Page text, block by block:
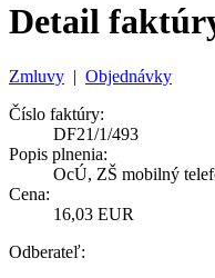
Detail
Zmluvy | Objednávky
Číslo faktúry:
DF21/1/493
Popis plnenia:
OcÚ, ZŠ mobilný
Cena:
16,03 EUR
Odberateľ: